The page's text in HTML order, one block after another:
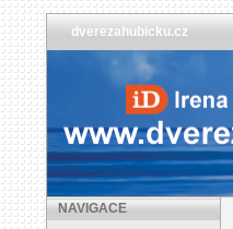
dverezahubicku.cz
NAVIGACE